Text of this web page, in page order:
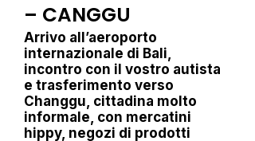
– CANGGU
Arrivo all’aeroporto
internazionale di Bali,
incontro con il vostro autista
e trasferimento verso
Changgu, cittadina molto
informale, con mercatini
hippy, negozi di prodotti